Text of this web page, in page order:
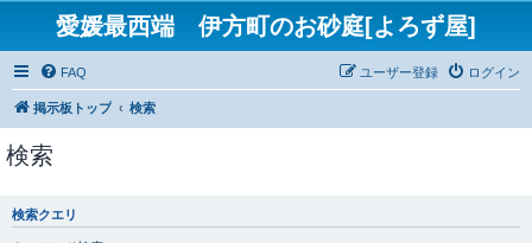
愛媛最西端 伊方町のお砂庭[よろず屋]
FAQ ログイン
ユーザー登録
掲示板トップ 検索
検索
検索クエリ